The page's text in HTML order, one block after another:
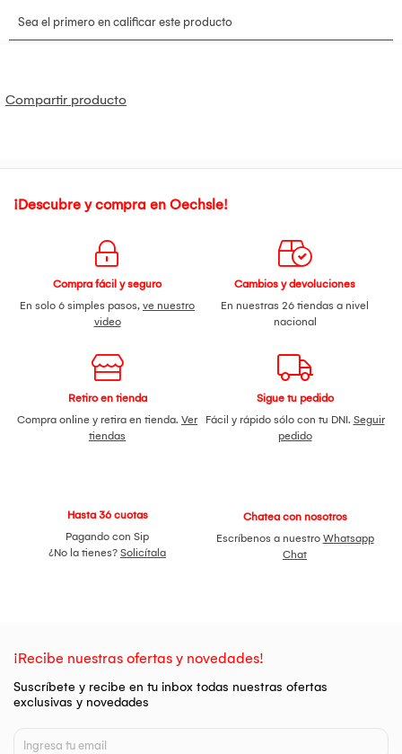
Eficiencia:80 lm/W
Flujo luminoso:720 lúmenes aprox. por foco
Voltaje:220 – 240V
Compartir producto
¡Descubre y compra en Oechsle!
Compra fácil y seguro
En solo 6 simples pasos, ve nuestro
video
Cambios y devoluciones
En nuestras 26 tiendas a nivel
nacional
Retiro en tienda
Compra online y retira en tienda. Ver
tiendas
Sigue tu pedido
Fácil y rápido sólo con tu DNI. Seguir
pedido
Hasta 36 cuotas
Pagando con Sip
¿No la tienes? Solicítala
Chatea con nosotros
Escríbenos a nuestro Whatsapp
Chat
¡Recibe nuestras ofertas y novedades!
Suscríbete y recibe en tu inbox todas nuestras ofertas
exclusivas y novedades